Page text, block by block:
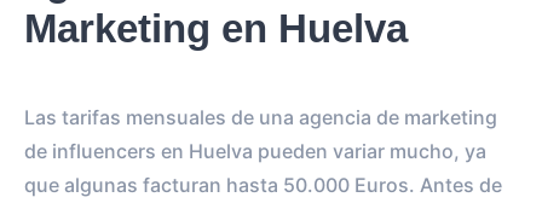
HISTORIA
0
0% vs.
ENGAGEMENT RATE
0
TOTAL INTERACTIONS
Marketing en Huelva
Las tarifas mensuales de una agencia de marketing
de influencers en Huelva pueden variar mucho, ya
que algunas facturan hasta 50.000 Euros. Antes de